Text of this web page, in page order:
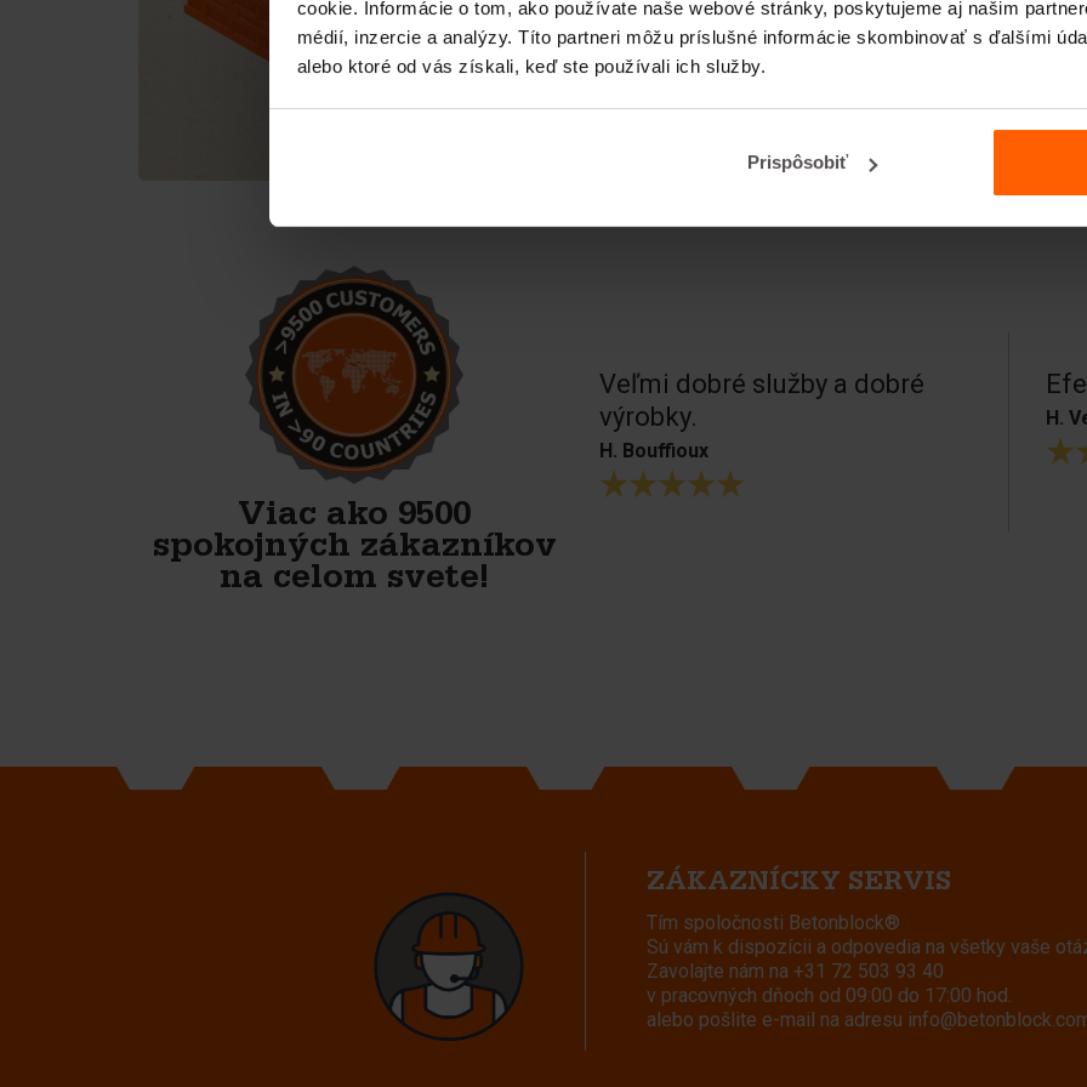
cookie. Informácie o tom, ako používate naše webové stránky, poskytujeme aj našim
médií, inzercie a analýzy. Títo partneri môžu príslušné informácie skombinovať s ďalšími
alebo ktoré od vás získali, keď ste používali ich služby.
Prispôsobiť
Viac ako 9500
spokojných zákazníkov
na celom svete!
Veľmi spoľahlivý, priateľský
partner. Majú najlepšie formy
na betónové tvárnice.
Bagger- & Fuhrbetrieb Jütte GmbH
Veľmi dobré služby a dobré
výrobky.
H. Bouffioux
H.
ZÁKAZNÍCKY SERVIS
Tím spoločnosti Betonblock®
Sú vám k dispozícii a odpovedia na všetky vaše
Zavolajte nám na +31 72 503 93 40
v pracovných dňoch od 09:00 do 17:00 hod.
alebo pošlite e-mail na adresu